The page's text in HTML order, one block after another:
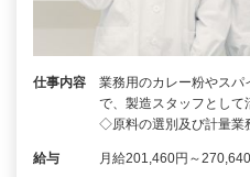
仕事内容
業務用のカレー粉やス
で、製造スタッフとして
◇原料の選別及び計量業
給与 月給201,460円～